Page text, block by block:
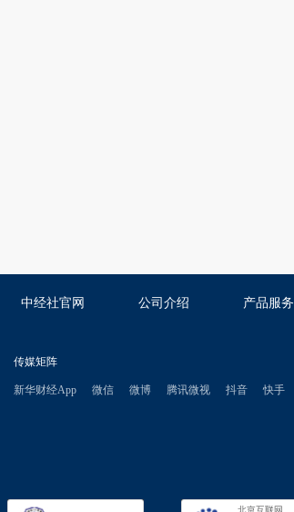
中经社官网 公司介绍 产品服务
传媒矩阵
新华财经App 微信 微博 腾讯微视 抖音 快手